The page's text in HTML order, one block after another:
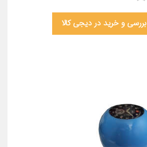
بررسی و خرید در دیجی کالا